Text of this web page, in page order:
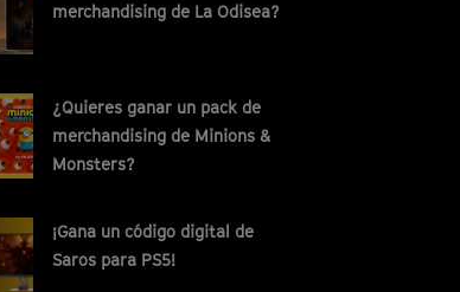
merchandising de La Odisea?
¿Quieres ganar un pack de
merchandising de Minions &
Monsters?
¡Gana un código digital de
Saros para PS5!